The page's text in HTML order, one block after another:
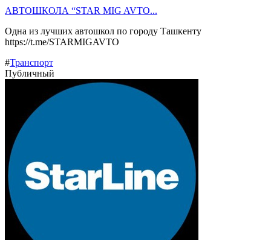
АВТОШКОЛА “STAR MIG AVTO...
Одна из лучших автошкол по городу Ташкенту
https://t.me/STARMIGAVTO
#Транспорт
Публичный